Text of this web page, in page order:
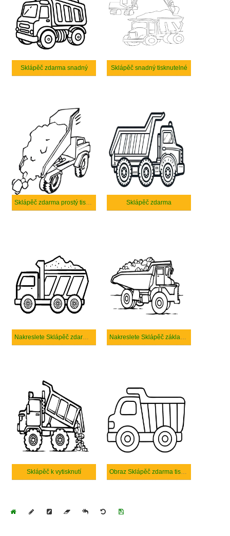
Sklápěč zdarma snadný Sklápěč snadný tisknutelné
Sklápěč zdarma prostý tisknutelné Sklápěč zdarma
Nakreslete Sklápěč zdarma základní Nakreslete Sklápěč základní tisknutelné
Sklápěč k vytisknutí Obraz Sklápěč zdarma tisknutelné